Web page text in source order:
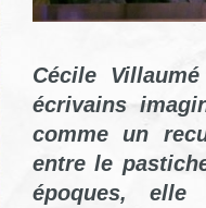
Cécile
écrivains
comme un
entre le
époques,